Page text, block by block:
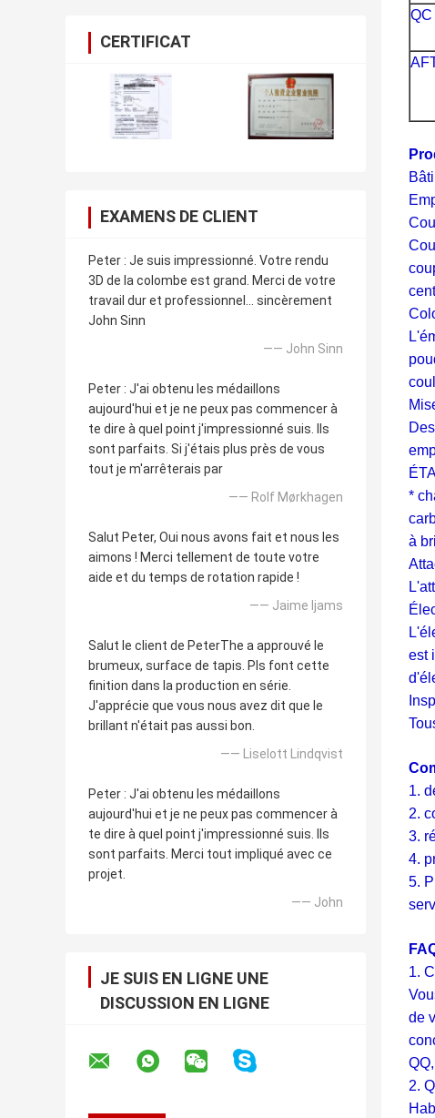
CERTIFICAT
EXAMENS DE CLIENT
Peter : Je suis impressionné. Votre rendu
3D de la colombe est grand. Merci de votre
travail dur et professionnel… sincèrement
John Sinn
—— John Sinn
Peter : J'ai obtenu les médaillons
aujourd'hui et je ne peux pas commencer à
te dire à quel point j'impressionné suis. Ils
sont parfaits. Si j'étais plus près de vous
tout je m'arrêterais par
—— Rolf Mørkhagen
Salut Peter, Oui nous avons fait et nous les
aimons ! Merci tellement de toute votre
aide et du temps de rotation rapide !
—— Jaime Ijams
Salut le client de PeterThe a approuvé le
brumeux, surface de tapis. Pls font cette
finition dans la production en série.
J'apprécie que vous nous avez dit que le
brillant n'était pas aussi bon.
—— Liselott Lindqvist
Peter : J'ai obtenu les médaillons
aujourd'hui et je ne peux pas commencer à
te dire à quel point j'impressionné suis. Ils
sont parfaits. Merci tout impliqué avec ce
projet.
—— John
JE SUIS EN LIGNE UNE
DISCUSSION EN LIGNE
QC
*
à
est
1.
2.
3.
4.
5.
1.
de
2.